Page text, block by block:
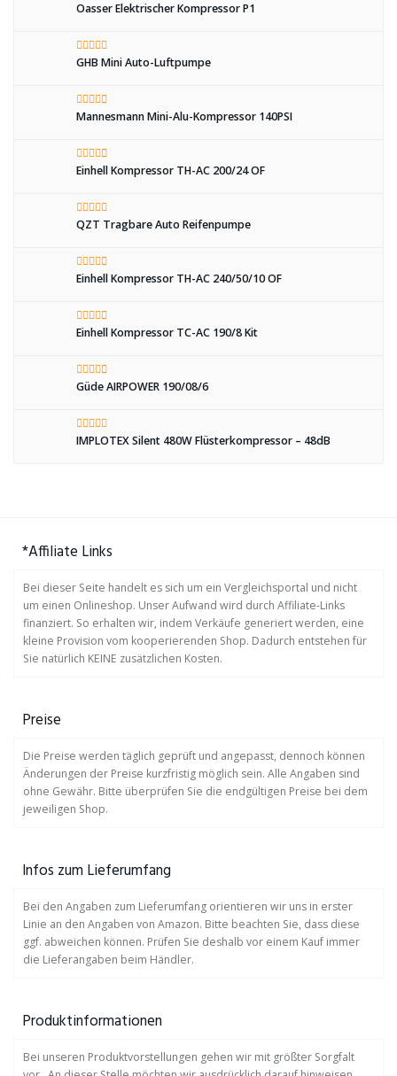
Oasser Elektrischer Kompressor P1
GHB Mini Auto-Luftpumpe
Mannesmann Mini-Alu-Kompressor 140PSI
Einhell Kompressor TH-AC 200/24 OF
QZT Tragbare Auto Reifenpumpe
Einhell Kompressor TH-AC 240/50/10 OF
Einhell Kompressor TC-AC 190/8 Kit
Güde AIRPOWER 190/08/6
IMPLOTEX Silent 480W Flüsterkompressor – 48dB
*Affiliate Links
Bei dieser Seite handelt es sich um ein Vergleichsportal und nicht
um einen Onlineshop. Unser Aufwand wird durch Affiliate-Links
finanziert. So erhalten wir, indem Verkäufe generiert werden, eine
kleine Provision vom kooperierenden Shop. Dadurch entstehen für
Sie natürlich KEINE zusätzlichen Kosten.
Preise
Die Preise werden täglich geprüft und angepasst, dennoch können
Änderungen der Preise kurzfristig möglich sein. Alle Angaben sind
ohne Gewähr. Bitte überprüfen Sie die endgültigen Preise bei dem
jeweiligen Shop.
Infos zum Lieferumfang
Bei den Angaben zum Lieferumfang orientieren wir uns in erster
Linie an den Angaben von Amazon. Bitte beachten Sie, dass diese
ggf. abweichen können. Prüfen Sie deshalb vor einem Kauf immer
die Lieferangaben beim Händler.
Produktinformationen
Bei unseren Produktvorstellungen gehen wir mit größter Sorgfalt